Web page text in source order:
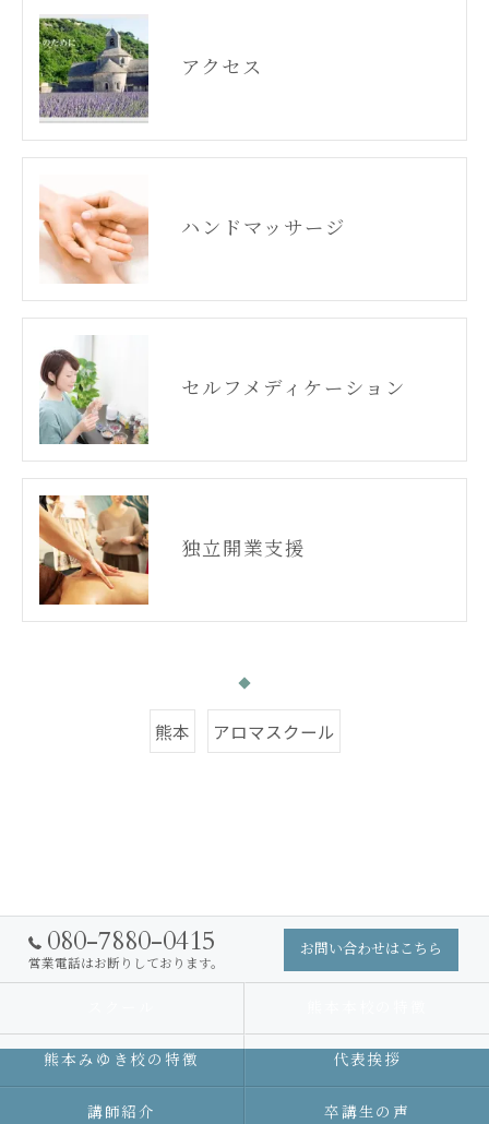
アクセス
ハンドマッサージ
セルフメディケーション
独立開業支援
熊本 アロマスクール
080-7880-0415
営業電話はお断りしております。
お問い合わせはこちら
熊本みゆき校の特徴 代表挨拶
講師紹介 卒講生の声